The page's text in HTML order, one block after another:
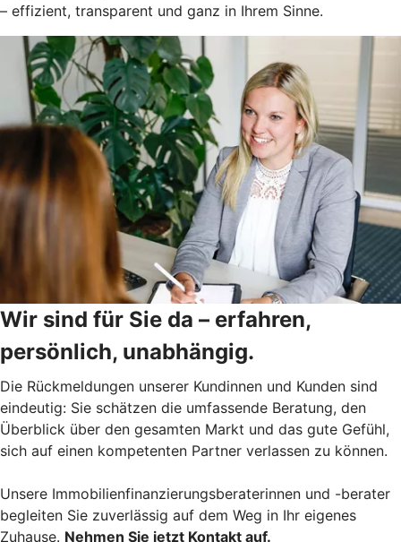
– effizient, transparent und ganz in Ihrem Sinne.
Wir sind für Sie da – erfahren,
persönlich, unabhängig.
Die Rückmeldungen unserer Kundinnen und Kunden sind
eindeutig: Sie schätzen die umfassende Beratung, den
Überblick über den gesamten Markt und das gute Gefühl,
sich auf einen kompetenten Partner verlassen zu können.
Unsere Immobilienfinanzierungsberaterinnen und -berater
begleiten Sie zuverlässig auf dem Weg in Ihr eigenes
Zuhause. Nehmen Sie jetzt Kontakt auf.